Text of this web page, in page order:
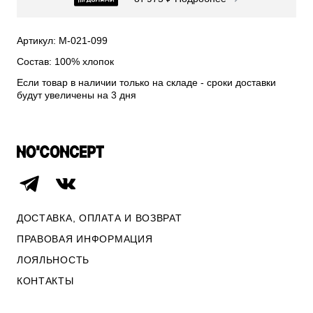
Артикул: М-021-099
Состав: 100% хлопок
Если товар в наличии только на складе - сроки доставки
будут увеличены на 3 дня
ДОСТАВКА, ОПЛАТА И ВОЗВРАТ
ПРАВОВАЯ ИНФОРМАЦИЯ
ЛОЯЛЬНОСТЬ
КОНТАКТЫ
СМОТРЕТЬ ВСЕ
ОПЛАТА И ВОЗВРАТ
ПРАВОВАЯ ИНФОРМАЦИЯ